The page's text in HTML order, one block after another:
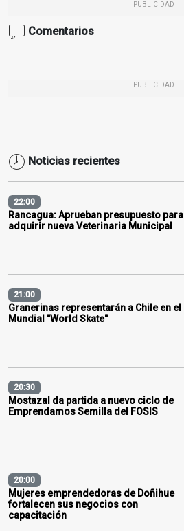
PUBLICIDAD
Comentarios
PUBLICIDAD
Noticias recientes
22:00
Rancagua: Aprueban presupuesto para
adquirir nueva Veterinaria Municipal
21:00
Granerinas representarán a Chile en el
Mundial "World Skate"
20:30
Mostazal da partida a nuevo ciclo de
Emprendamos Semilla del FOSIS
20:00
Mujeres emprendedoras de Doñihue
fortalecen sus negocios con
capacitación